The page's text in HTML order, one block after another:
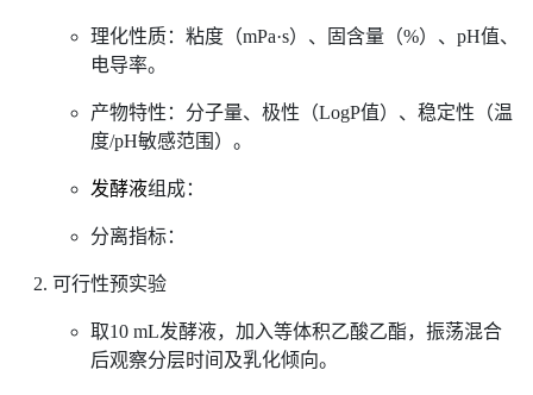
理化性质：粘度（mPa·s）、固含量（%）、pH值、
电导率。
产物特性：分子量、极性（LogP值）、稳定性（温
度/pH敏感范围）。
发酵液组成：
分离指标：
可行性预实验
取10 mL发酵液，加入等体积乙酸乙酯，振荡混合
后观察分层时间及乳化倾向。